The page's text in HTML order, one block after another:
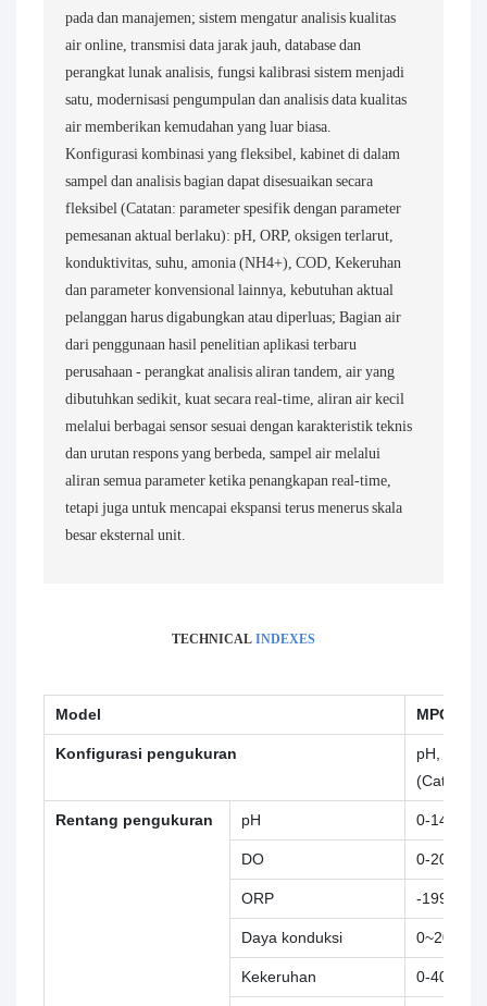
pada dan manajemen; sistem mengatur analisis kualitas
air online, transmisi data jarak jauh, database dan
perangkat lunak analisis, fungsi kalibrasi sistem menjadi
satu, modernisasi pengumpulan dan analisis data kualitas
air memberikan kemudahan yang luar biasa.
Konfigurasi kombinasi yang fleksibel, kabinet di dalam
sampel dan analisis bagian dapat disesuaikan secara
fleksibel (Catatan: parameter spesifik dengan parameter
pemesanan aktual berlaku): pH, ORP, oksigen terlarut,
konduktivitas, suhu, amonia (NH4+), COD, Kekeruhan
dan parameter konvensional lainnya, kebutuhan aktual
pelanggan harus digabungkan atau diperluas; Bagian air
dari penggunaan hasil penelitian aplikasi terbaru
perusahaan - perangkat analisis aliran tandem, air yang
dibutuhkan sedikit, kuat secara real-time, aliran air kecil
melalui berbagai sensor sesuai dengan karakteristik teknis
dan urutan respons yang berbeda, sampel air melalui
aliran semua parameter ketika penangkapan real-time,
tetapi juga untuk mencapai ekspansi terus menerus skala
besar eksternal unit.
TECHNICAL INDEXES
Model MPG-
Konfigurasi pengukuran
pH,
(Catatan:
Rentang pengukuran pH 0-
DO 0-
ORP -
Daya konduksi
Kekeruhan 0-